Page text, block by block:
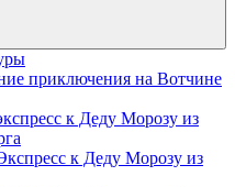
приключения на Вотчине
к Деду Морозу из
к Деду Морозу из